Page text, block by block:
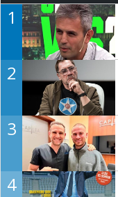
1
2
3
4